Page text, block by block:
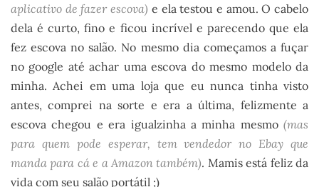
aplicativo de fazer escova) e ela testou e amou. O cabelo
dela é curto, fino e ficou incrível e parecendo que ela
fez escova no salão. No mesmo dia começamos a fuçar
no google até achar uma escova do mesmo modelo da
minha. Achei em uma loja que eu nunca tinha visto
antes, comprei na sorte e era a última, felizmente a
escova chegou e era igualzinha a minha mesmo(mas
para quem pode esperar, tem vendedor no Ebay que
manda para cá e a Amazon também). Mamis está feliz da
vida com seu salão portátil ;)